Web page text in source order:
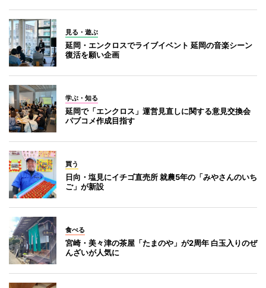
見る・遊ぶ
延岡・エンクロスでライブイベント 延岡の音楽シーン
復活を願い企画
学ぶ・知る
延岡で「エンクロス」運営見直しに関する意見交換会
パブコメ作成目指す
買う
日向・塩見にイチゴ直売所 就農5年の「みやさんのいち
ご」が新設
食べる
宮崎・美々津の茶屋「たまのや」が2周年 白玉入りのぜ
んざいが人気に